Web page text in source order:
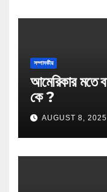
সম্পাদকীয়
আমেরিকার মতে বাংলাদেশের স্বাধিনতার ঘোষক
কে ?
AUGUST 8, 2025